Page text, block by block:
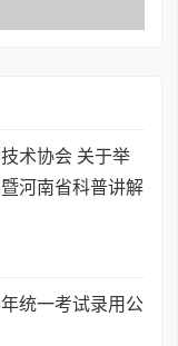
术协会 关于举
河南省科普讲解
统一考试录用公